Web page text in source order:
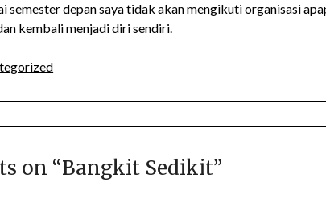
semester depan saya tidak akan mengikuti organisasi
kembali menjadi diri sendiri.
on “Bangkit Sedikit”